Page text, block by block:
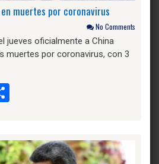
muertes por coronavirus
No Comments
jueves oficialmente a China
muertes por coronavirus, con 3